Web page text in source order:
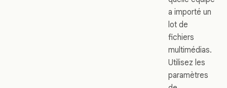
a importé un
lot de
fichiers
multimédias.
Utilisez les
paramètres